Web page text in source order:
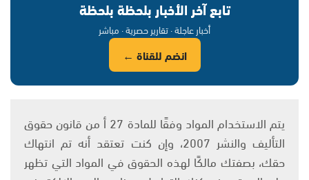
تابع آخر الأخبار بلحظة بلحظة
أخبار عاجلة · تقارير حصرية · مباشر
انضم للقناة ←
يتم الاستخدام المواد وفقًا للمادة 27 أ من قانون حقوق
التأليف والنشر 2007، وإن كنت تعتقد أنه تم انتهاك
حقك، بصفتك مالكًا لهذه الحقوق في المواد التي تظهر